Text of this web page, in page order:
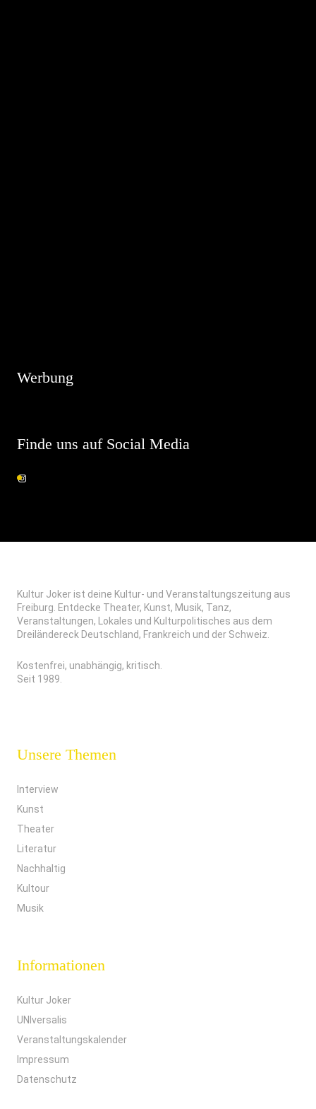
Werbung
Finde uns auf Social Media
Kultur Joker ist deine Kultur- und Veranstaltungszeitung aus
Freiburg. Entdecke Theater, Kunst, Musik, Tanz,
Veranstaltungen, Lokales und Kulturpolitisches aus dem
Dreiländereck Deutschland, Frankreich und der Schweiz.
Kostenfrei, unabhängig, kritisch.
Seit 1989.
Unsere Themen
Interview
Kunst
Theater
Literatur
Nachhaltig
Kultour
Musik
Informationen
Kultur Joker
UNIversalis
Veranstaltungskalender
Impressum
Datenschutz